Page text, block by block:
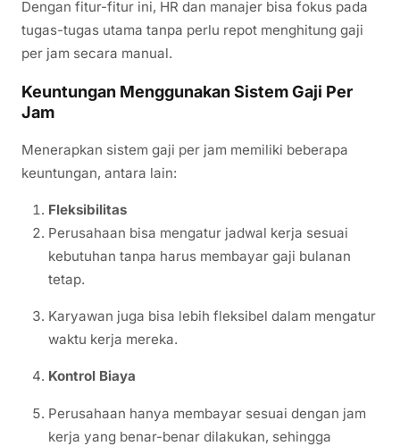
Dengan fitur-fitur ini, HR dan manajer bisa fokus pada
tugas-tugas utama tanpa perlu repot menghitung gaji
per jam secara manual.
Keuntungan Menggunakan Sistem Gaji Per
Jam
Menerapkan sistem gaji per jam memiliki beberapa
keuntungan, antara lain:
Fleksibilitas
Perusahaan bisa mengatur jadwal kerja sesuai
kebutuhan tanpa harus membayar gaji bulanan
tetap.
Karyawan juga bisa lebih fleksibel dalam mengatur
waktu kerja mereka.
Kontrol Biaya
Perusahaan hanya membayar sesuai dengan jam
kerja yang benar-benar dilakukan, sehingga